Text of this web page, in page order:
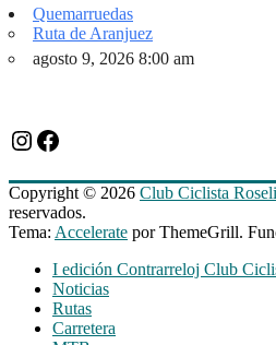
Quemarruedas
Ruta de Aranjuez
agosto 9, 2026 8:00 am
Instagram
Facebook
Copyright © 2026 Club Ciclista
reservados.
Tema: Accelerate por ThemeGrill.
I edición Contrarreloj Club
Noticias
Rutas
Carretera